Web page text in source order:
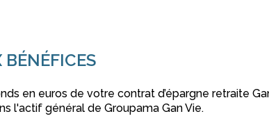
en euros de votre contrat d’épargne retraite
l'actif général de Groupama Gan Vie.